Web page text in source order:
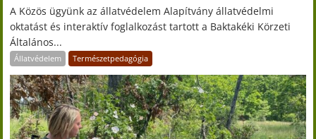
A Közös ügyünk az állatvédelem Alapítvány állatvédelmi
oktatást és interaktív foglalkozást tartott a Baktakéki Körzeti
Általános...
Állatvédelem Természetpedagógia